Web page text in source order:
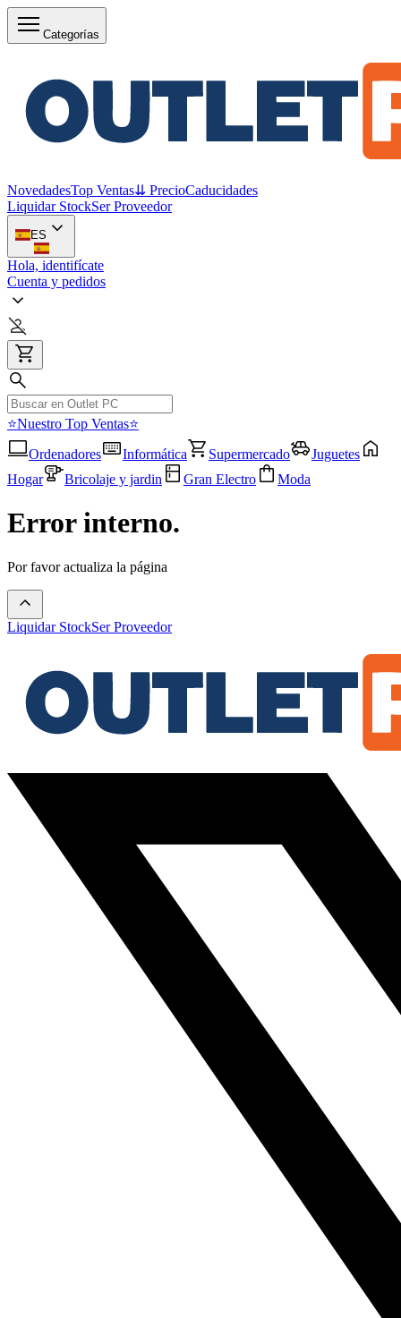
Categorías
NovedadesTop Ventas⇊ PrecioCaducidades
Liquidar StockSer Proveedor
ES
Hola, identifícate
Cuenta y pedidos
⭐Nuestro Top Ventas⭐
Ordenadores
Informática Supermercado
Juguetes
Hogar
Bricolaje y jardin Gran Electro Moda
Error interno.
Por favor actualiza la página
Liquidar StockSer Proveedor